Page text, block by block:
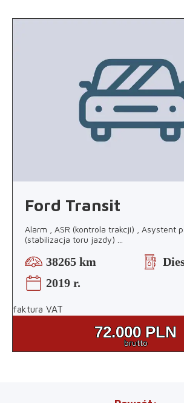
Ford Transit
Alarm , ASR (kontrola trakcji) , Asystent
(stabilizacja toru jazdy)
38265 km
2019 r.
faktura VAT
72.000 PLN
brutto